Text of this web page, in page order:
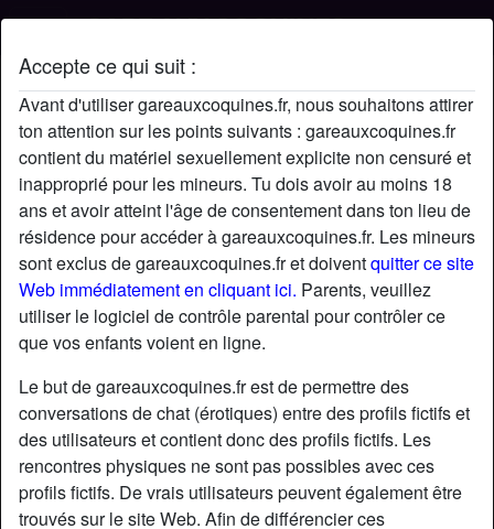
Accepte ce qui suit :
Avant d'utiliser gareauxcoquines.fr, nous souhaitons attirer
ton attention sur les points suivants : gareauxcoquines.fr
contient du matériel sexuellement explicite non censuré et
inapproprié pour les mineurs. Tu dois avoir au moins 18
ans et avoir atteint l'âge de consentement dans ton lieu de
résidence pour accéder à gareauxcoquines.fr. Les mineurs
sont exclus de gareauxcoquines.fr et doiventquitter ce site
Web immédiatement en cliquant ici. Parents, veuillez
utiliser le logiciel de contrôle parental pour contrôler ce
que vos enfants voient en ligne.
Le but de gareauxcoquines.fr est de permettre des
conversations de chat (érotiques) entre des profils fictifs et
des utilisateurs et contient donc des profils fictifs. Les
rencontres physiques ne sont pas possibles avec ces
profils fictifs. De vrais utilisateurs peuvent également être
trouvés sur le site Web. Afin de différencier ces
Profil de frenchkiss
starAjouter chatDiscuter !